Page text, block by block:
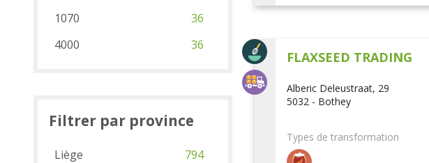
FLAXSEED TRADING
Alberic Deleustraat, 29
5032 - Bothey
Types de transformation
1070
36
4000
36
Filtrer par province
Liège
794